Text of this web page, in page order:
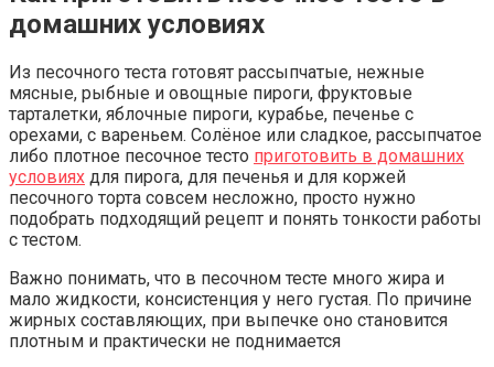
домашних условиях
Из песочного теста готовят рассыпчатые, нежные
мясные, рыбные и овощные пироги, фруктовые
тарталетки, яблочные пироги, курабье, печенье с
орехами, с вареньем. Солёное или сладкое, рассыпчатое
либо плотное песочное тесто приготовить в домашних
условиях для пирога, для печенья и для коржей
песочного торта совсем несложно, просто нужно
подобрать подходящий рецепт и понять тонкости работы
с тестом.
Важно понимать, что в песочном тесте много жира и
мало жидкости, консистенция у него густая. По причине
жирных составляющих, при выпечке оно становится
плотным и практически не поднимается